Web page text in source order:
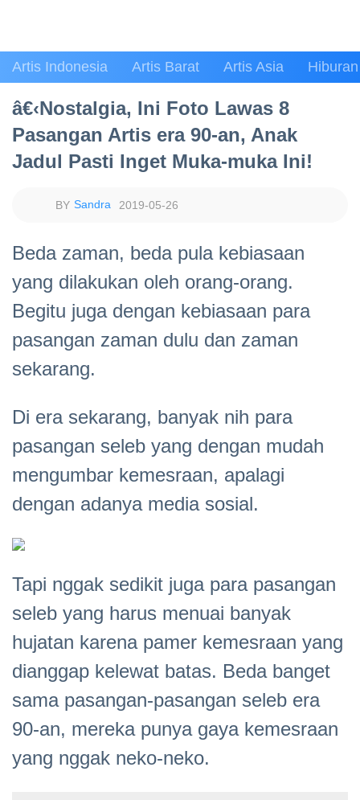
Artis Indonesia Artis Barat Artis Asia Hiburan
â€‹Nostalgia, Ini Foto Lawas 8
Pasangan Artis era 90-an, Anak
Jadul Pasti Inget Muka-muka Ini!
Sandra 2019-05-26
Beda zaman, beda pula kebiasaan
yang dilakukan oleh orang-orang.
Begitu juga dengan kebiasaan para
pasangan zaman dulu dan zaman
sekarang.
Di era sekarang, banyak nih para
pasangan seleb yang dengan mudah
mengumbar kemesraan, apalagi
dengan adanya media sosial.
Tapi nggak sedikit juga para pasangan
seleb yang harus menuai banyak
hujatan karena pamer kemesraan yang
dianggap kelewat batas. Beda banget
sama pasangan-pasangan seleb era
90-an, mereka punya gaya kemesraan
yang nggak neko-neko.